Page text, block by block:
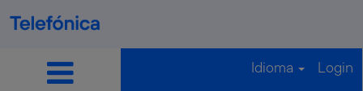
Idioma Login